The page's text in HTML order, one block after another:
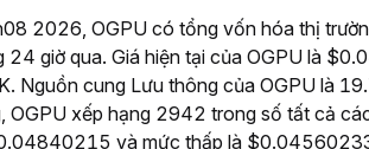
2026, OGPU có tổng vốn hóa thị
giờ qua. Giá hiện tại của OGPU là
Nguồn cung Lưu thông của OGPU là
OGPU xếp hạng 2942 trong số tất cả
và mức thấp là